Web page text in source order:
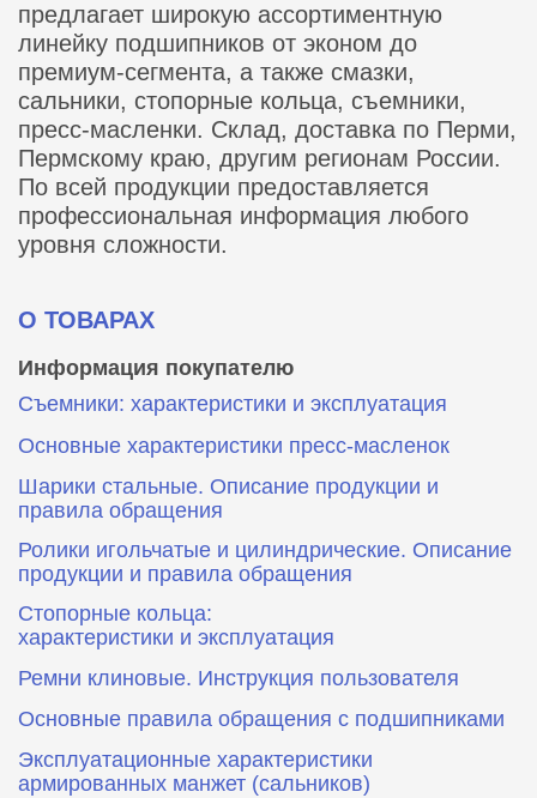
предлагает широкую ассортиментную
линейку подшипников от эконом до
премиум-сегмента, а также смазки,
сальники, стопорные кольца, съемники,
пресс-масленки. Склад, доставка по Перми,
Пермскому краю, другим регионам России.
По всей продукции предоставляется
профессиональная информация любого
уровня сложности.
О ТОВАРАХ
Информация покупателю
Съемники: характеристики и эксплуатация
Основные характеристики пресс‑масленок
Шарики стальные. Описание продукции и
правила обращения
Ролики игольчатые и цилиндрические. Описание
продукции и правила обращения
Стопорные кольца:
характеристики и эксплуатация
Ремни клиновые. Инструкция пользователя
Основные правила обращения с подшипниками
Эксплуатационные характеристики
армированных манжет (сальников)